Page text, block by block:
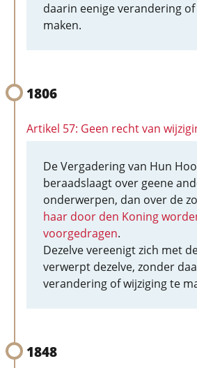
daarin eenige verandering
maken.
1806
Artikel 57: Geen recht van
De Vergadering van Hun
beraadslaagt over geene
onderwerpen, dan over de
haar door den Koning
voorgedragen.
Dezelve vereenigt zich met
verwerpt dezelve, zonder
verandering of wijziging te
1848